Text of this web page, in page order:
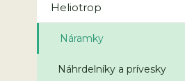
Heliotrop
Náramky
Náhrdelníky a prívesky